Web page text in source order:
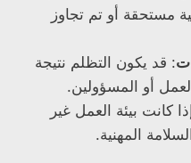
أو تم تجاوز
: قد يكون التظلم نتيجة
أو المسؤولين.
كانت بيئة العمل غير
المهنية.